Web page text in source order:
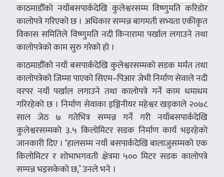
काठमाडौँको नयाँबसपार्कदेखि कुलेश्वरसम्म विष्णुमति करिडोर
कालोपत्रे गरिएको छ । अधिकार सम्पन्न बागमती सभ्यता एकीकृत
विकास समितिले विष्णुमति नदी किनारामा पर्खाल लगाउने तथा
कालोपत्रेको काम सुरु गरेको हो ।
काठमाडौँको नयाँ बसपार्कदेखि कुलेश्वरसम्मको सडक मर्मत तथा
कालोपत्रेको जिम्मा पाएको सिएम–पिआर जेभी निर्माण सेवाले नदी
वरपर नयाँ पर्खाल लगाउने तथा कालोपत्रे गर्ने काम धमाधम
गरिरहेको छ । निर्माण सेवाका इञ्जिनीयर महेश्वर खड्काले २०७८
साल जेठ ७ गतेभित्र सम्पन्न गर्ने गरी नयाँबसपार्कदेखि
कुलेश्वरसम्मको ३.५ किलोमिटर सडक निर्माण कार्य भइरहेको
जानकारी दिए । ‘हालसम्म नयाँ बसपार्कदेखि बालाजुसम्मको एक
किलोमिटर र शोभाभगवती क्षेत्रमा ५०० मिटर सडक कालोपत्रे
सम्पन्न भइसकेको छ,’ उनले भने ।